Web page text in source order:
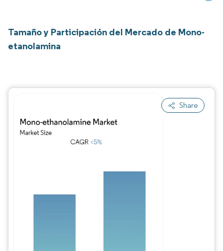
Tamaño y Participación del Mercado de Mono-
etanolamina
Share